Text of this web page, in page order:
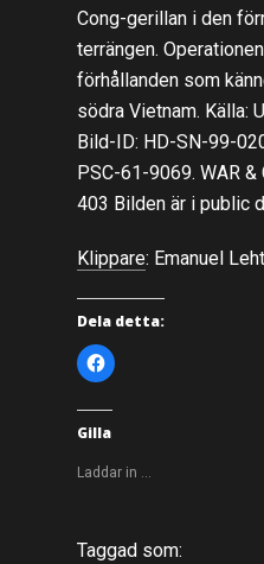
Cong-gerillan i den
terrängen.
förhållanden som
södra Vietnam. Källa:
Bild-ID: HD-SN-99-
PSC-61-9069. WAR &
403 Bilden är i public
Klippare: Emanuel
Dela detta:
K
l
k
a
f
r
e
l
Gilla
Laddar in …
Taggad som: